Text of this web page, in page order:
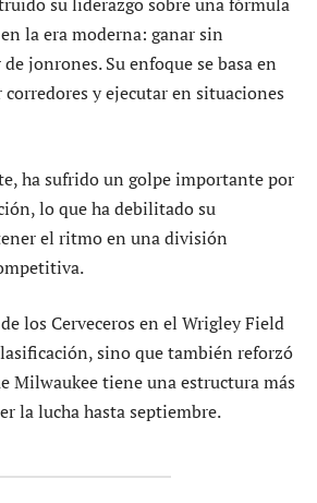
la era moderna: ganar sin
jonrones. Su enfoque se basa en
corredores y ejecutar en situaciones
ha sufrido un golpe importante por
lo que ha debilitado su
el ritmo en una división
los Cerveceros en el Wrigley Field
sino que también reforzó
Milwaukee tiene una estructura más
la lucha hasta septiembre.